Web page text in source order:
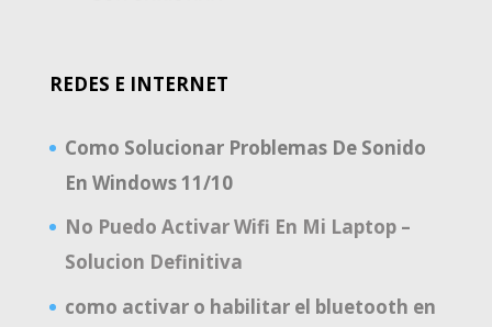
REDES E INTERNET
Como Solucionar Problemas De Sonido
En Windows 11/10
No Puedo Activar Wifi En Mi Laptop –
Solucion Definitiva
como activar o habilitar el bluetooth en